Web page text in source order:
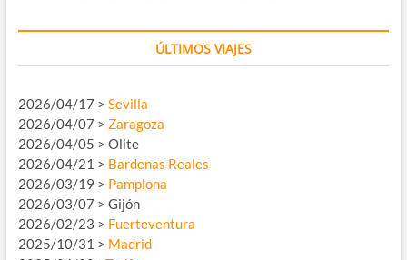
ÚLTIMOS VIAJES
2026/04/17 > Sevilla
2026/04/07 > Zaragoza
2026/04/05 > Olite
2026/04/21 > Bardenas Reales
2026/03/19 > Pamplona
2026/03/07 > Gijón
2026/02/23 > Fuerteventura
2025/10/31 > Madrid